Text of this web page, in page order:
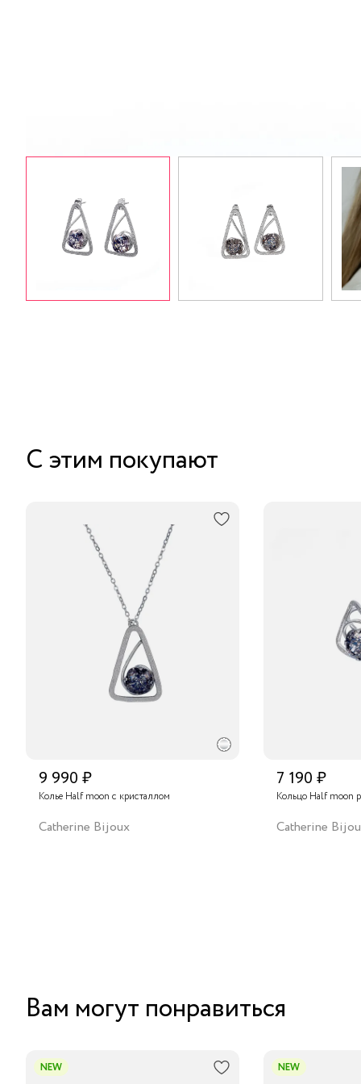
С этим покупают
9 990 ₽
Колье Half moon с кристаллом
Catherine Bijoux
7 190 ₽
Кольцо Half moon
Catherine
Вам могут понравиться
NEW NEW